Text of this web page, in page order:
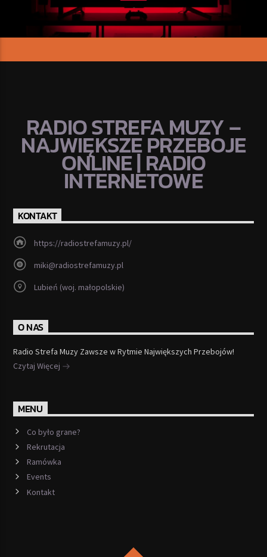
RADIO STREFA MUZY –
NAJWIĘKSZE PRZEBOJE
ONLINE | RADIO
INTERNETOWE
KONTAKT
https://radiostrefamuzy.pl/
miki@radiostrefamuzy.pl
Lubień (woj. małopolskie)
O NAS
Radio Strefa Muzy Zawsze w Rytmie Największych Przebojów!
Czytaj Więcej
MENU
Co było grane?
Rekrutacja
Ramówka
Events
Kontakt